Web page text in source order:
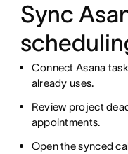
Sync
Connect Asana
already uses.
Review project
appointments.
Open the synced